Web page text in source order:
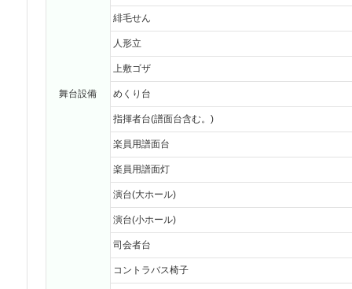
舞台設備
緋毛せん
人形立
上敷ゴザ
めくり台
指揮者台(譜面台含む。)
楽員用譜面台
楽員用譜面灯
演台(大ホール)
演台(小ホール)
司会者台
コントラバス椅子